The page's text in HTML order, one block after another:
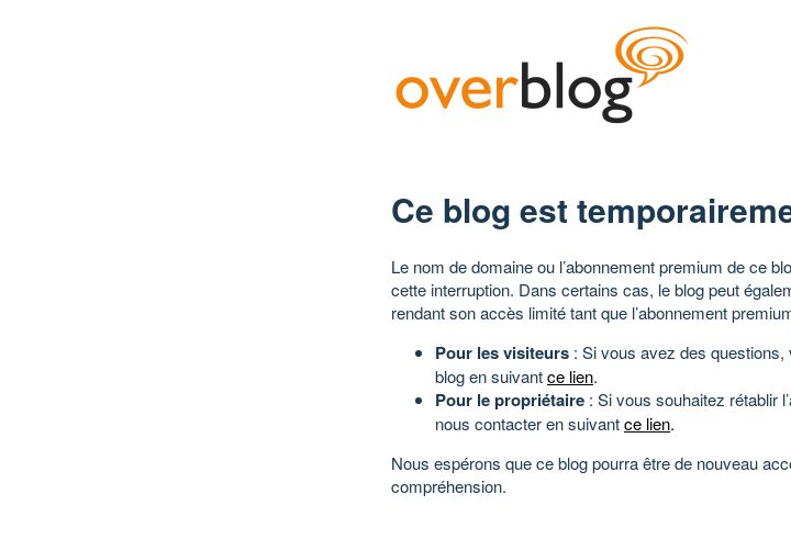
Ce blog est
Le nom de domaine ou l’abonnement premium de ce
cette interruption. Dans certains cas, le blog peut
rendant son accès limité tant que l’abonnement
Pour les visiteurs : Si vous avez des
blog en suivantce lien.
Pour le propriétaire : Si vous souhaitez rétablir
nous contacter en suivantce lien.
Nous espérons que ce blog pourra être de nouveau
compréhension.